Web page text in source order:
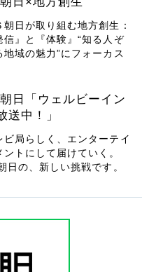
朝日が取り組む地方創生：
信』と『体験』“知る人ぞ
地域の魅力”にフォーカス
日「ウェルビーイン
送中！」
ビ局らしく、エンターテイ
ントにして届けていく。
日の、新しい挑戦です。